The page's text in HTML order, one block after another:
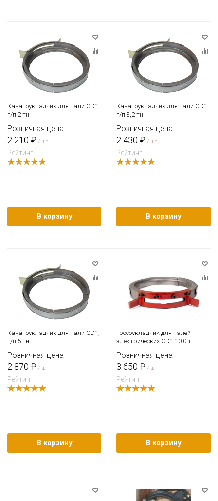
Канатоукладчик для тали CD1,
г/п 2 тн
Розничная цена
2 210 ₽ / шт
Рейтинг
В корзину
Канатоукладчик для тали CD1,
г/п 3,2 тн
Розничная цена
2 430 ₽ / шт
Рейтинг
В корзину
Канатоукладчик для тали CD1,
г/п 5 тн
Розничная цена
2 870 ₽ / шт
Рейтинг
В корзину
Тросоукладчик для талей
электрических CD1 10,0 т
Розничная цена
3 650 ₽ / шт
Рейтинг
В корзину